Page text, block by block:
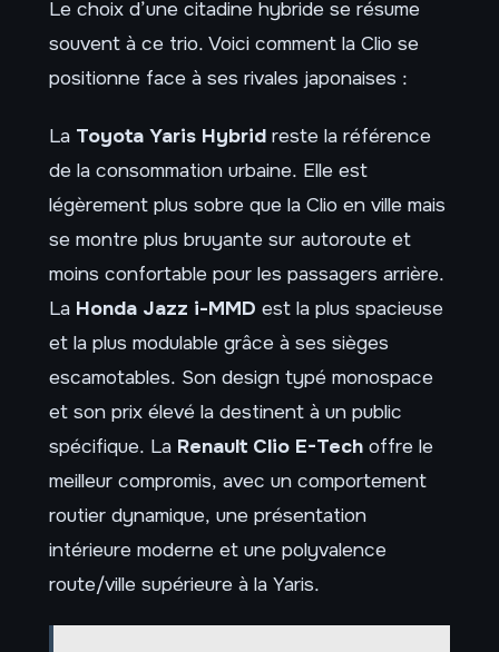
Le choix d’une citadine hybride se résume
souvent à ce trio. Voici comment la Clio se
positionne face à ses rivales japonaises :
La Toyota Yaris Hybrid reste la référence
de la consommation urbaine. Elle est
légèrement plus sobre que la Clio en ville mais
se montre plus bruyante sur autoroute et
moins confortable pour les passagers arrière.
La Honda Jazz i-MMD est la plus spacieuse
et la plus modulable grâce à ses sièges
escamotables. Son design typé monospace
et son prix élevé la destinent à un public
spécifique. La Renault Clio E-Tech offre le
meilleur compromis, avec un comportement
routier dynamique, une présentation
intérieure moderne et une polyvalence
route/ville supérieure à la Yaris.